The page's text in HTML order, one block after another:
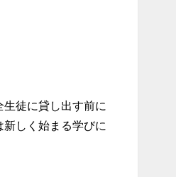
徒に貸し出す前に
しく始まる学びに